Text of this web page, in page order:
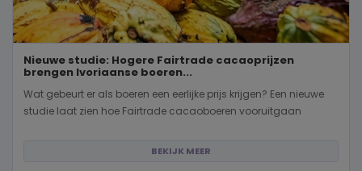
Nieuwe studie: Hogere Fairtrade cacaoprijzen
brengen Ivoriaanse boeren...
Wat gebeurt er als boeren een eerlijke prijs krijgen? Een nieuwe
studie laat zien hoe Fairtrade cacaoboeren vooruitgaan
BEKIJK MEER